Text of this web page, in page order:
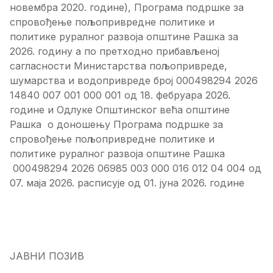
новембра 2020. године), Програма подршке за
спровођење пољопривредне политике и
политике руралног развоја општине Рашка за
2026. годину а по претходно прибављеној
сагласности Министарства пољопривреде,
шумарства и водопривреде број 000498294 2026
14840 007 001 000 001 од 18. фебруара 2026.
године и Одлуке Општинског већа општине
Рашка o доношењу Програма подршке за
спровођење пољопривредне политике и
политике руралног развоја општине Рашка
000498294 2026 06985 003 000 016 012 04 004 од
07. маја 2026. расписује од 01. јуна 2026. године
ЈАВНИ ПОЗИВ